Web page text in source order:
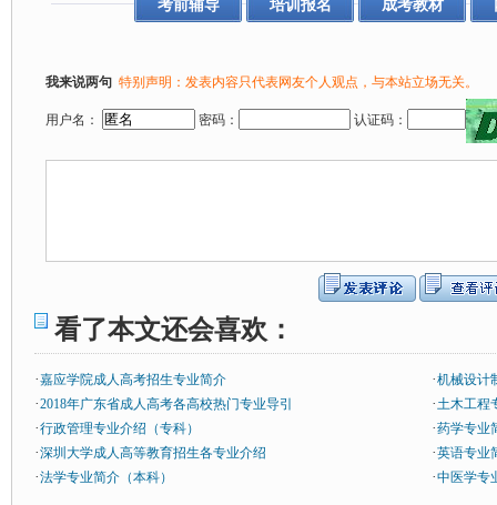
考前辅导 培训报名 成考教材
我来说两句 特别声明：发表内容只代表网友个人观点，与本站立场无关。
用户名： 密码： 认证码：
看了本文还会喜欢：
·嘉应学院成人高考招生专业简介
·2018年广东省成人高考各高校热门专业导引
·行政管理专业介绍（专科）
·深圳大学成人高等教育招生各专业介绍
·法学专业简介（本科）
·机械设计
·土木工程
·药学专业
·英语专业
·中医学专